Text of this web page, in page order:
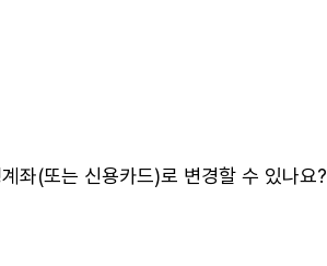
좌(또는 신용카드)로 변경할 수 있나요?